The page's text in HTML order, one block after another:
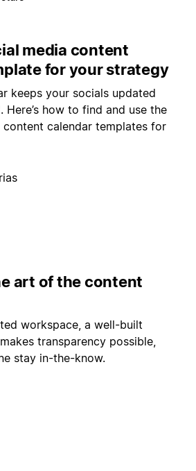
media content
for your strategy
keeps your socials updated
how to find and use the
content calendar templates for
art of the content
workspace, a well-built
transparency possible,
stay in-the-know.